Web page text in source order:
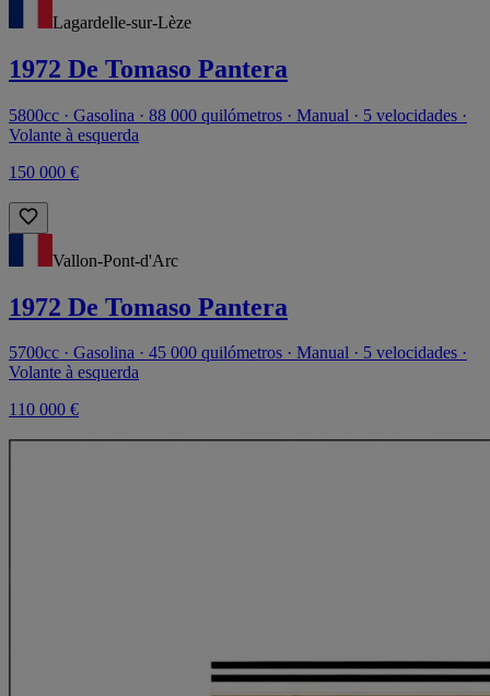
Lagardelle-sur-Lèze
1972 De Tomaso Pantera
5800cc · Gasolina · 88 000 quilómetros · Manual · 5 velocidades ·
Volante à esquerda
150 000 €
Vallon-Pont-d'Arc
1972 De Tomaso Pantera
5700cc · Gasolina · 45 000 quilómetros · Manual · 5 velocidades ·
Volante à esquerda
110 000 €